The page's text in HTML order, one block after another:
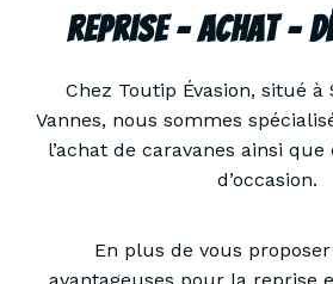
Reprise – Achat –
Chez Toutip Évasion, situé
Vannes, nous sommes
l’achat de caravanes ainsi
d’occasion.
En plus de vous